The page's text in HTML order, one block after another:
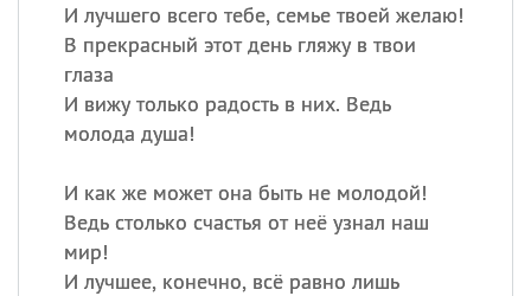
И лучшего всего тебе, семье твоей желаю!
В прекрасный этот день гляжу в твои
глаза
И вижу только радость в них. Ведь
молода душа!
И как же может она быть не молодой!
Ведь столько счастья от неё узнал наш
мир!
И лучшее, конечно, всё равно лишь